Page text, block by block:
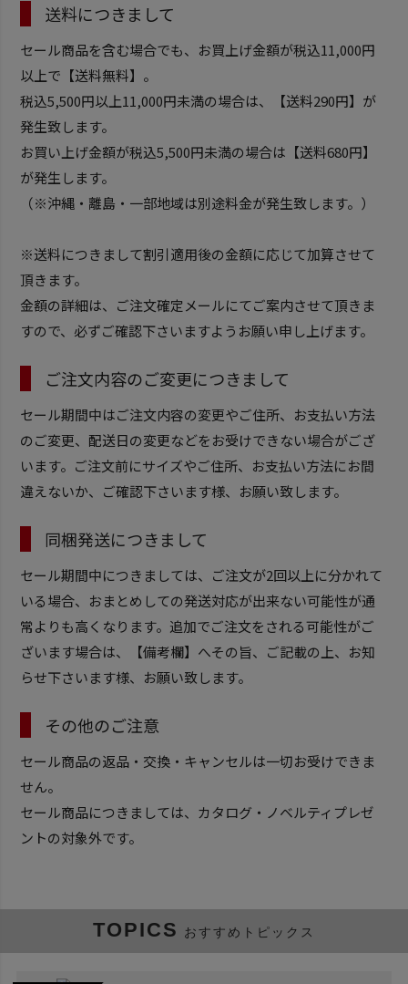
送料につきまして
セール商品を含む場合でも、お買上げ金額が税込11,000円
以上で【送料無料】。
税込5,500円以上11,000円未満の場合は、【送料290円】が
発生致します。
お買い上げ金額が税込5,500円未満の場合は【送料680円】
が発生します。
（※沖縄・離島・一部地域は別途料金が発生致します。）
※送料につきまして割引適用後の金額に応じて加算させて
頂きます。
金額の詳細は、ご注文確定メールにてご案内させて頂きま
すので、必ずご確認下さいますようお願い申し上げます。
ご注文内容のご変更につきまして
セール期間中はご注文内容の変更やご住所、お支払い方法
のご変更、配送日の変更などをお受けできない場合がござ
います。ご注文前にサイズやご住所、お支払い方法にお間
違えないか、ご確認下さいます様、お願い致します。
同梱発送につきまして
セール期間中につきましては、ご注文が2回以上に分かれて
いる場合、おまとめしての発送対応が出来ない可能性が通
常よりも高くなります。追加でご注文をされる可能性がご
ざいます場合は、【備考欄】へその旨、ご記載の上、お知
らせ下さいます様、お願い致します。
その他のご注意
セール商品の返品・交換・キャンセルは一切お受けできま
せん。
セール商品につきましては、カタログ・ノベルティプレゼ
ントの対象外です。
TOPICS おすすめトピックス